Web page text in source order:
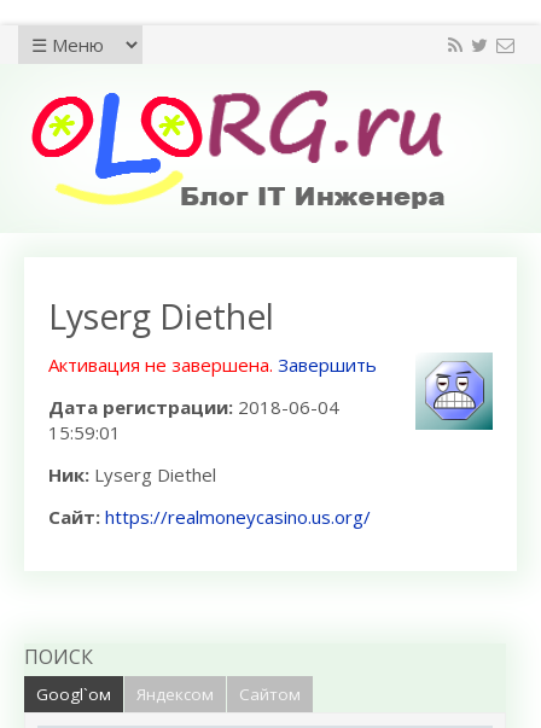
Lyserg Diethel
Активация не завершена. Завершить
Дата регистрации: 2018-06-04
15:59:01
Ник: Lyserg Diethel
Сайт: https://realmoneycasino.us.org/
ПОИСК
Googl`ом Яндексом Сайтом